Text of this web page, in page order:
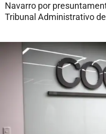
Navarro por
Tribunal Administrativo